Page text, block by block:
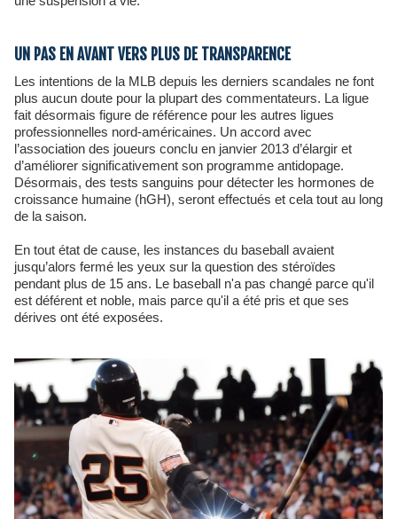
UN PAS EN AVANT VERS PLUS DE TRANSPARENCE
Les intentions de la MLB depuis les derniers scandales ne font
plus aucun doute pour la plupart des commentateurs. La ligue
fait désormais figure de référence pour les autres ligues
professionnelles nord-américaines. Un accord avec
l’association des joueurs conclu en janvier 2013 d’élargir et
d’améliorer significativement son programme antidopage.
Désormais, des tests sanguins pour détecter les hormones de
croissance humaine (hGH), seront effectués et cela tout au long
de la saison.
En tout état de cause, les instances du baseball avaient
jusqu’alors fermé les yeux sur la question des stéroïdes
pendant plus de 15 ans. Le baseball n'a pas changé parce qu'il
est déférent et noble, mais parce qu'il a été pris et que ses
dérives ont été exposées.